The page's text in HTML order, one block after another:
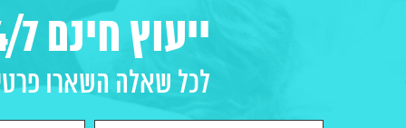
ייעוץ חינם 24/7
לכל שאלה השארו